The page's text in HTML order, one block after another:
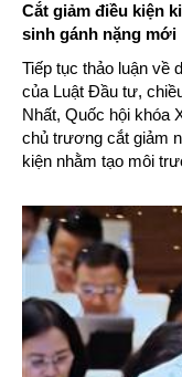
Cắt giảm điều kiện
sinh gánh nặng mới
Tiếp tục thảo luận về
của Luật Đầu tư,
Nhất, Quốc hội khóa
chủ trương cắt giảm
kiện nhằm tạo môi